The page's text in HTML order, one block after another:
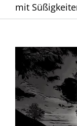
mit
Zeige
grösseres
Bild